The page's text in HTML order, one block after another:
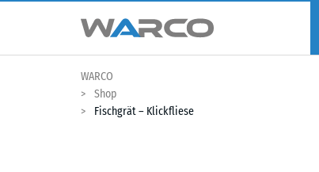
WARCO
Shop
Fischgrät – Klickfliese